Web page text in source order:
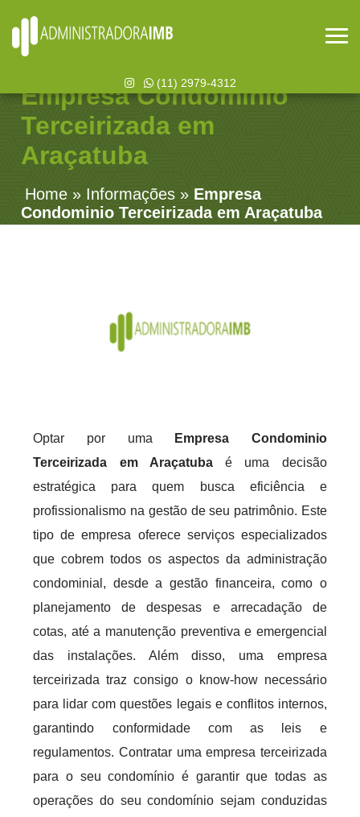
(11) 2979-4312
Empresa Condominio
Terceirizada em
Araçatuba
Home » Informações » Empresa
Condominio Terceirizada em Araçatuba
Optar por uma
Empresa Condominio
Terceirizada em Araçatubaé uma decisão
estratégica para quem busca eficiência e
profissionalismo na gestão de seu patrimônio. Este
tipo de empresa oferece serviços especializados
que cobrem todos os aspectos da administração
condominial, desde a gestão financeira, como o
planejamento de despesas e arrecadação de
cotas, até a manutenção preventiva e emergencial
das instalações. Além disso, uma empresa
terceirizada traz consigo o know-how necessário
para lidar com questões legais e conflitos internos,
garantindo conformidade com as leis e
regulamentos. Contratar uma empresa terceirizada
para o seu condomínio é garantir que todas as
operações do seu condomínio sejam conduzidas